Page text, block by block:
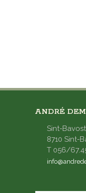
ANDRÉ
Sint-
8710 Sint-
T 056/